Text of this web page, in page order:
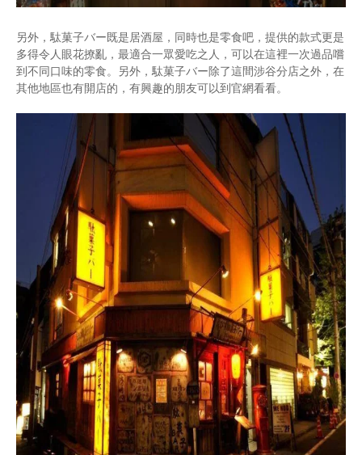
另外，駄菓子バー既是居酒屋，同時也是零食吧，提供的款式更是
多得令人眼花撩亂，最適合一眾愛吃之人，可以在這裡一次過品嚐
到不同口味的零食。另外，駄菓子バー除了這間涉谷分店之外，在
其他地區也有開店的，有興趣的朋友可以到官網看看。